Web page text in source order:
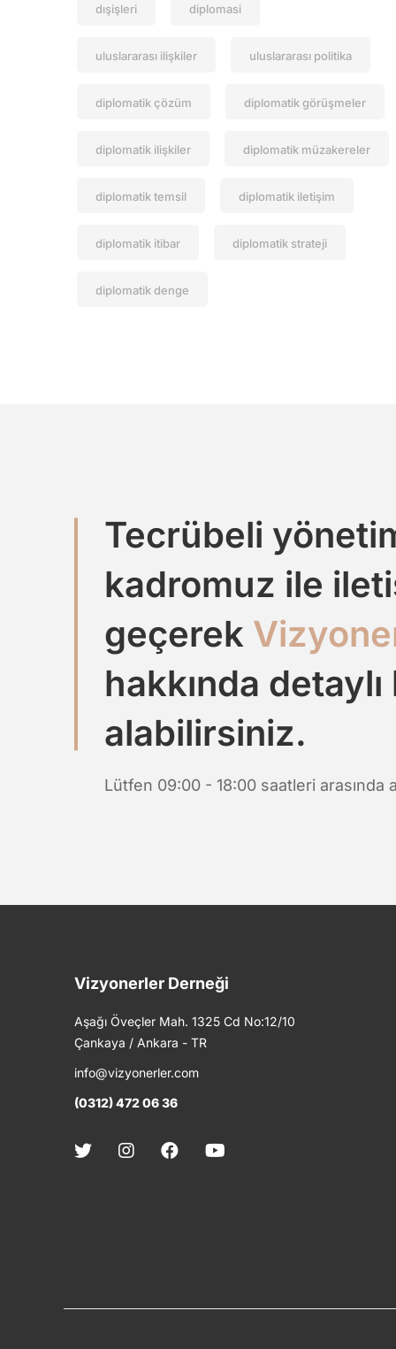
dışişleri diplomasi
uluslararası ilişkiler uluslararası politika
diplomatik çözüm diplomatik görüşmeler
diplomatik ilişkiler diplomatik müzakereler
diplomatik temsil diplomatik iletişim
diplomatik itibar diplomatik strateji
diplomatik denge
Tecrübeli
kadromuz ile
geçerek
hakkında
alabilirsiniz.
Lütfen 09:00 - 18:00 saatleri arasında
Vizyonerler Derneği
Aşağı Öveçler Mah. 1325 Cd No:12/10
Çankaya / Ankara - TR
info@vizyonerler.com
(0312) 472 06 36